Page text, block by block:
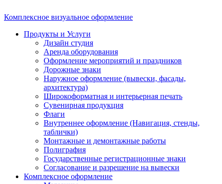
Комплексное визуальное оформление
Продукты и Услуги
Дизайн студия
Аренда оборудования
Оформление мероприятий и праздников
Дорожные знаки
Наружное оформление (вывески, фасады,
архитектура)
Широкоформатная и интерьерная печать
Сувенирная продукция
Флаги
Внутреннее оформление (Навигация, стенды,
таблички)
Монтажные и демонтажные работы
Полиграфия
Государственные регистрационные знаки
Согласование и разрешение на вывески
Комплексное оформление